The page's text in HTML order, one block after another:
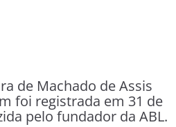
de Machado de Assis
foi registrada em 31 de
pelo fundador da ABL.